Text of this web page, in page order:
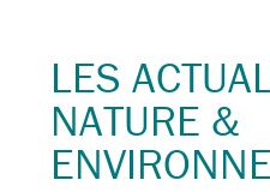
LES
NATURE &